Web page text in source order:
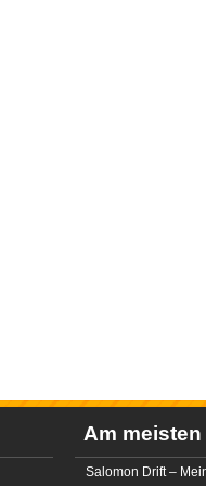
Am meisten
Salomon Drift –